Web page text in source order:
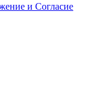
и Согласие